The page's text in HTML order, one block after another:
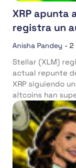
XRP apunta
registra un
Anisha Pandey - 2
Stellar (XLM)
actual repunte
XRP siguiendo
altcoins han